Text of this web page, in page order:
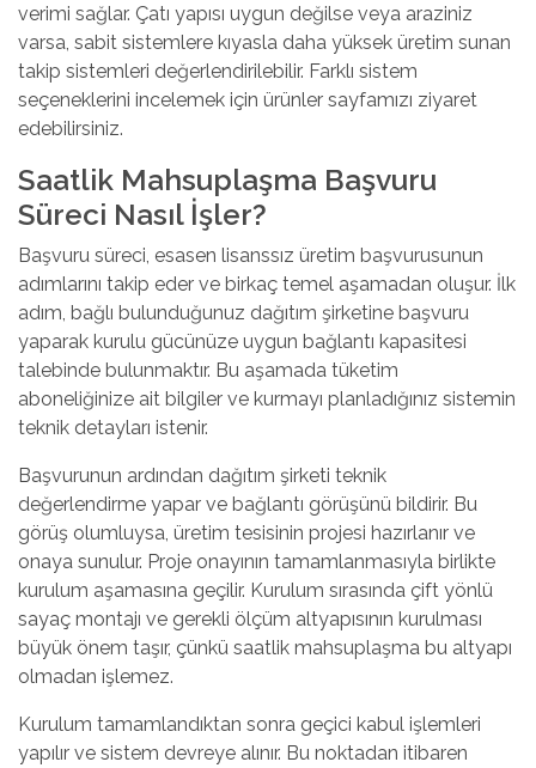
verimi sağlar. Çatı yapısı uygun değilse veya araziniz
varsa, sabit sistemlere kıyasla daha yüksek üretim sunan
takip sistemleri değerlendirilebilir. Farklı sistem
seçeneklerini incelemek için ürünler sayfamızı ziyaret
edebilirsiniz.
Saatlik Mahsuplaşma Başvuru
Süreci Nasıl İşler?
Başvuru süreci, esasen lisanssız üretim başvurusunun
adımlarını takip eder ve birkaç temel aşamadan oluşur. İlk
adım, bağlı bulunduğunuz dağıtım şirketine başvuru
yaparak kurulu gücünüze uygun bağlantı kapasitesi
talebinde bulunmaktır. Bu aşamada tüketim
aboneliğinize ait bilgiler ve kurmayı planladığınız sistemin
teknik detayları istenir.
Başvurunun ardından dağıtım şirketi teknik
değerlendirme yapar ve bağlantı görüşünü bildirir. Bu
görüş olumluysa, üretim tesisinin projesi hazırlanır ve
onaya sunulur. Proje onayının tamamlanmasıyla birlikte
kurulum aşamasına geçilir. Kurulum sırasında çift yönlü
sayaç montajı ve gerekli ölçüm altyapısının kurulması
büyük önem taşır, çünkü saatlik mahsuplaşma bu altyapı
olmadan işlemez.
Kurulum tamamlandıktan sonra geçici kabul işlemleri
yapılır ve sistem devreye alınır. Bu noktadan itibaren